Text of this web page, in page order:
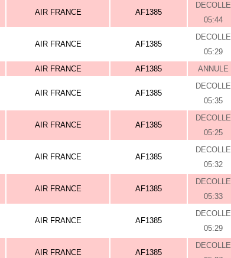
AIR FRANCE AF1385
DECOLLE
05:44
AIR FRANCE AF1385
DECOLLE
05:29
AIR FRANCE AF1385 ANNULE
AIR FRANCE AF1385
DECOLLE
05:35
AIR FRANCE AF1385
DECOLLE
05:25
AIR FRANCE AF1385
DECOLLE
05:32
AIR FRANCE AF1385
DECOLLE
05:33
AIR FRANCE AF1385
DECOLLE
05:29
AIR FRANCE AF1385
DECOLLE